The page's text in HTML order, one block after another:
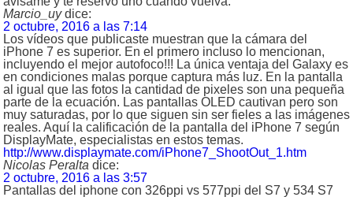
Marcio_uy dice:
2 octubre, 2016 a las 7:14
Los vídeos que publicaste muestran que la cámara del
iPhone 7 es superior. En el primero incluso lo mencionan,
incluyendo el mejor autofoco!!! La única ventaja del Galaxy es
en condiciones malas porque captura más luz. En la pantalla
al igual que las fotos la cantidad de pixeles son una pequeña
parte de la ecuación. Las pantallas OLED cautivan pero son
muy saturadas, por lo que siguen sin ser fieles a las imágenes
reales. Aquí la calificación de la pantalla del iPhone 7 según
DisplayMate, especialistas en estos temas.
http://www.displaymate.com/iPhone7_ShootOut_1.htm
Nicolas Peralta dice:
2 octubre, 2016 a las 3:57
Pantallas del iphone con 326ppi vs 577ppi del S7 y 534 S7